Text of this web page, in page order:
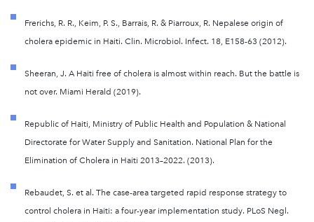
Frerichs, R. R., Keim, P. S., Barrais, R. & Piarroux, R. Nepalese origin of
cholera epidemic in Haiti. Clin. Microbiol. Infect. 18, E158-63 (2012).
Sheeran, J. A Haiti free of cholera is almost within reach. But the battle is
not over. Miami Herald (2019).
Republic of Haiti, Ministry of Public Health and Population & National
Directorate for Water Supply and Sanitation. National Plan for the
Elimination of Cholera in Haiti 2013–2022. (2013).
Rebaudet, S. et al. The case-area targeted rapid response strategy to
control cholera in Haiti: a four-year implementation study. PLoS Negl.